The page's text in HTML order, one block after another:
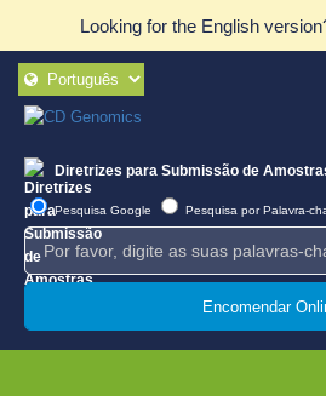
Looking for the English
Diretrizes para Submissão de
Pesquisa Google Pesquisa por Palavra-
Encomendar